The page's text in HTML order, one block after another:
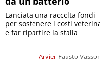
Arvier Fausto
Lanciata una raccolta fondi
per sostenere i costi
e far ripartire la stalla